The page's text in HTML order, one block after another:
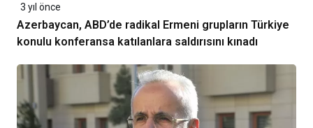
3 yıl önce
Azerbaycan, ABD’de radikal Ermeni grupların Türkiye
konulu konferansa katılanlara saldırısını kınadı